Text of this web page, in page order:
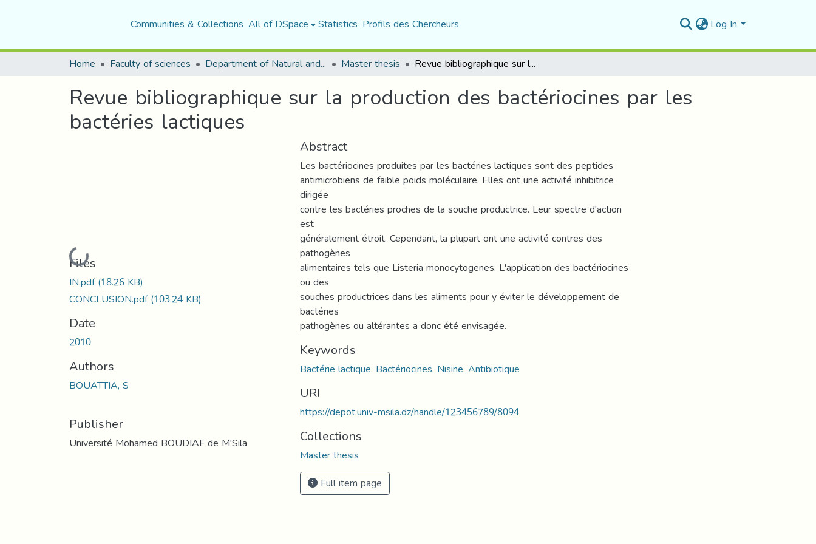
Communities & Collections All of DSpace Statistics Profils des Chercheurs Log In
Home Faculty of sciences Department of Natural and Life Sciences Master thesis Revue bibliographique sur la production des bactériocines par les bactéries lactiques
Revue bibliographique sur la production des bactériocines par les
bactéries lactiques
Loading...
Files
IN.pdf(18.26 KB)
CONCLUSION.pdf(103.24 KB)
Date
2010
Authors
BOUATTIA, S
Publisher
Université Mohamed BOUDIAF de M'Sila
Abstract
Les bactériocines produites par les bactéries lactiques sont des peptides
antimicrobiens de faible poids moléculaire. Elles ont une activité inhibitrice
dirigée
contre les bactéries proches de la souche productrice. Leur spectre d'action
est
généralement étroit. Cependant, la plupart ont une activité contres des
pathogènes
alimentaires tels que Listeria monocytogenes. L'application des bactériocines
ou des
souches productrices dans les aliments pour y éviter le développement de
bactéries
pathogènes ou altérantes a donc été envisagée.
Keywords
Bactérie lactique, Bactériocines, Nisine, Antibiotique
URI
https://depot.univ-msila.dz/handle/123456789/8094
Collections
Master thesis
Full item page